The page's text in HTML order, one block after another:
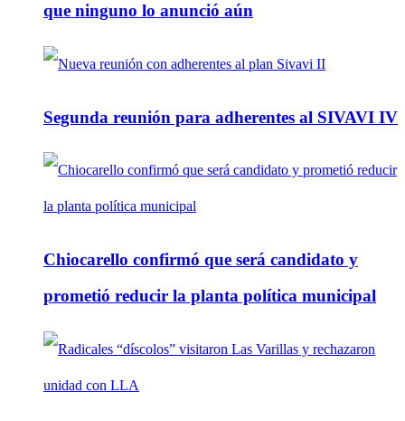
que ninguno lo anunció aún
Segunda reunión para adherentes al SIVAVI IV
Chiocarello confirmó que será candidato y
prometió reducir la planta política municipal